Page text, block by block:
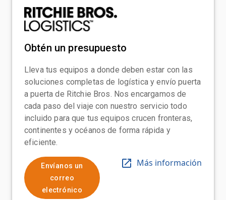
Obtén un presupuesto
Lleva tus equipos a donde deben estar con las
soluciones completas de logística y envío puerta
a puerta de Ritchie Bros. Nos encargamos de
cada paso del viaje con nuestro servicio todo
incluido para que tus equipos crucen fronteras,
continentes y océanos de forma rápida y
eficiente.
Envíanos un
correo
electrónico
Más información